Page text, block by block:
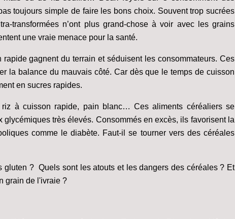
toujours simple de faire les bons choix. Souvent trop sucrées
transformées n’ont plus grand-chose à voir avec les grains
une vraie menace pour la santé.
gagnent du terrain et séduisent les consommateurs. Ces
la balance du mauvais côté. Car dès que le temps de cuisson
en sucres rapides.
riz à cuisson rapide, pain blanc… Ces aliments céréaliers se
glycémiques très élevés. Consommés en excès, ils favorisent la
comme le diabète. Faut-il se tourner vers des céréales
gluten ? Quels sont les atouts et les dangers des céréales ? Et
grain de l'ivraie ?